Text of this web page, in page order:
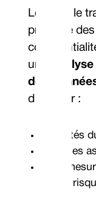
Lorsque le
présente
une
des
d'évaluer :
Finalités
Risques
Des
à ces